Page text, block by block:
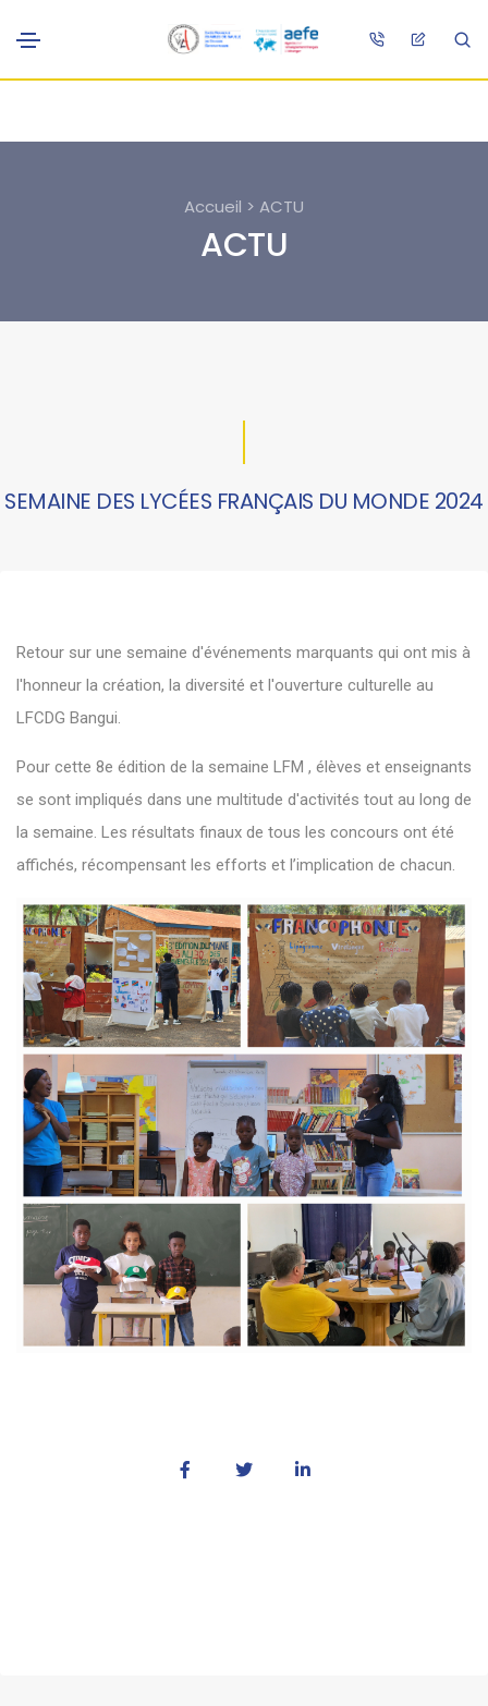
Accueil > ACTU
ACTU
SEMAINE DES LYCÉES FRANÇAIS DU MONDE 2024
Retour sur une semaine d'événements marquants qui ont mis à
l'honneur la création, la diversité et l'ouverture culturelle au
LFCDG Bangui.
Pour cette 8e édition de la semaine LFM , élèves et enseignants
se sont impliqués dans une multitude d'activités tout au long de
la semaine. Les résultats finaux de tous les concours ont été
affichés, récompensant les efforts et l’implication de chacun.